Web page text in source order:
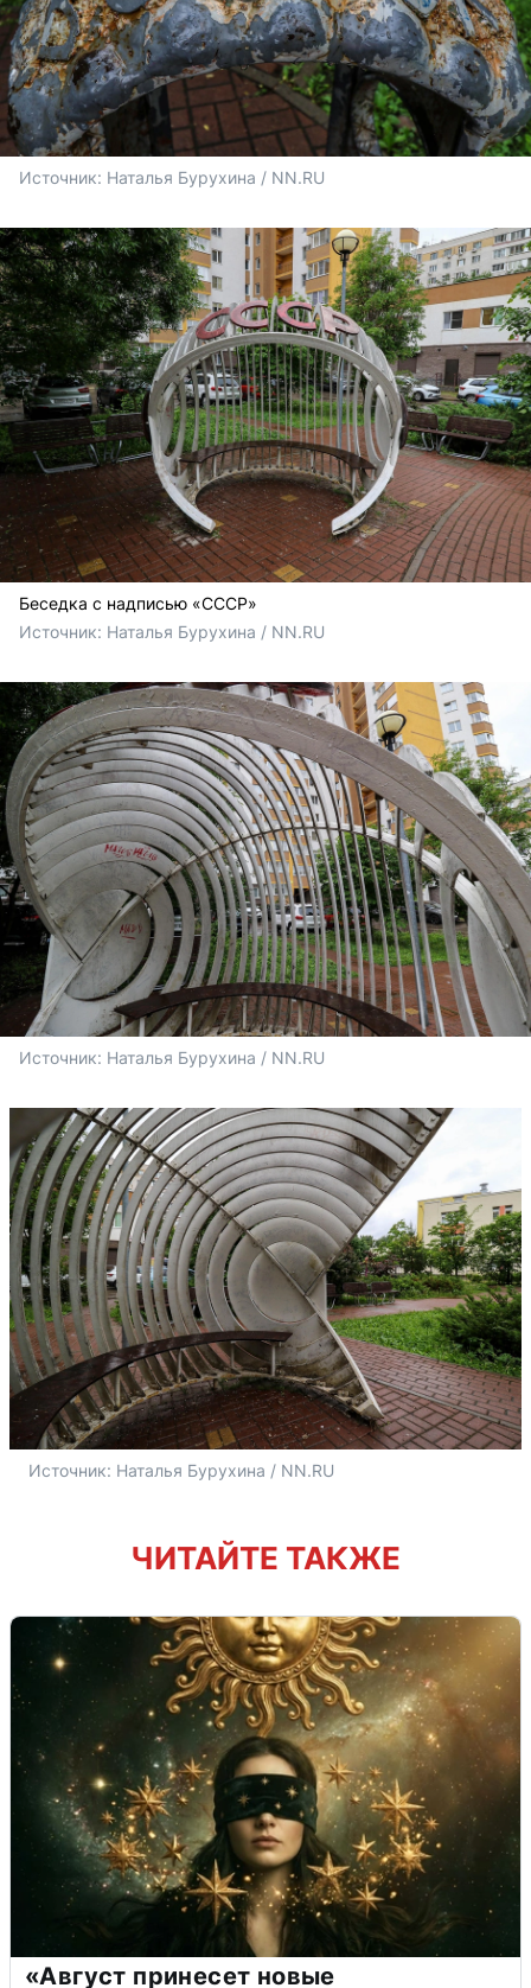
Источник: Наталья Бурухина / NN.RU
Беседка с надписью «СССР»
Источник: Наталья Бурухина / NN.RU
Источник: Наталья Бурухина / NN.RU
Источник: Наталья Бурухина / NN.RU
ЧИТАЙТЕ ТАКЖЕ
«Август принесет новые